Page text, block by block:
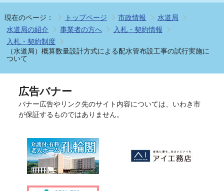
現在のページ： トップページ 市政情報
水道局
水道局の紹介
事業者の方へ
入札・契約情報
入札・契約制度
（水道局）概算数量設計方式による配水管布設工事の試行実施に
ついて
広告バナー
バナー広告やリンク先のサイト内容については、いわき市
が保証するものではありません。